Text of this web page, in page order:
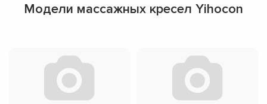
Модели массажных кресел Yihocon